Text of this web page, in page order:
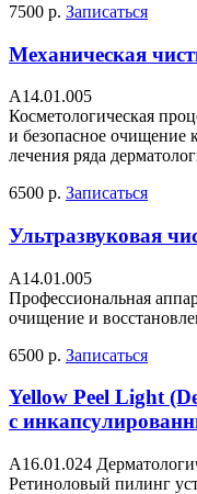
7500 р. Записаться
Механическая
А14.01.005
Косметологическая
и безопасное очищение
лечения ряда
6500 р. Записаться
Ультразвуковая
А14.01.005
Профессиональная
очищение и
6500 р. Записаться
Yellow Peel Light
с
A16.01.024
Ретиноловый пилинг